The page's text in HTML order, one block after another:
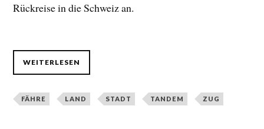
Rückreise in die Schweiz an.
WEITERLESEN
FÄHRE LAND STADT TANDEM ZUG